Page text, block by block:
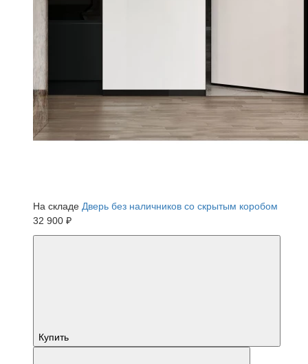
На складе Дверь без наличников со скрытым коробом
32 900 ₽
Купить